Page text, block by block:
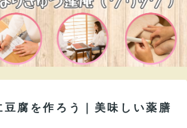
豆腐を作ろう｜美味しい薬膳